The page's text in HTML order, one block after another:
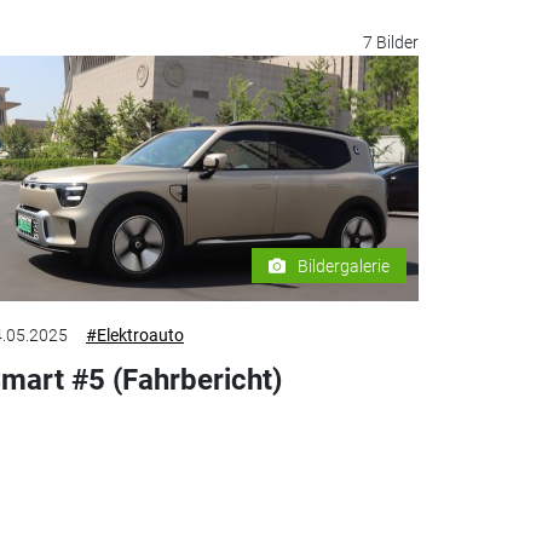
7 Bilder
Bildergalerie
#Elektroauto
#5 (Fahrbericht)